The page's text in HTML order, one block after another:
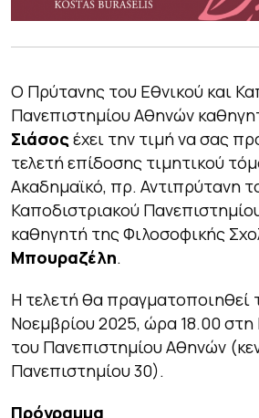
Ο Πρύτανης του Εθνικού και
Πανεπιστημίου Αθηνών
Σιάσος έχει την τιμή να σας
τελετή επίδοσης τιμητικού
Ακαδημαϊκό, πρ. Αντιπρύτανη
Καποδιστριακού
καθηγητή της Φιλοσοφικής
Μπουραζέλη.
Η τελετή θα πραγματοποιηθεί
Νοεμβρίου 2025, ώρα 18.00
του Πανεπιστημίου Αθηνών
Πανεπιστημίου 30).
Πρόγραμμα